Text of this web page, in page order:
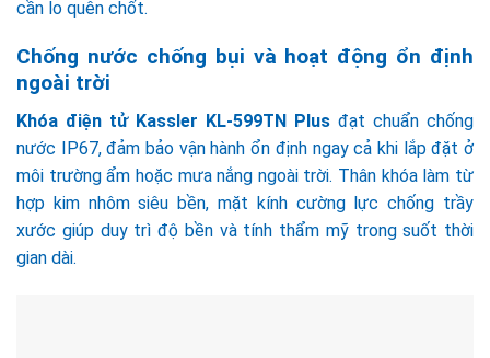
cần lo quên chốt.
Chống nước chống bụi và hoạt động ổn định
ngoài trời
Khóa điện tử Kassler KL-599TN Plus đạt chuẩn chống
nước IP67, đảm bảo vận hành ổn định ngay cả khi lắp đặt ở
môi trường ẩm hoặc mưa nắng ngoài trời. Thân khóa làm từ
hợp kim nhôm siêu bền, mặt kính cường lực chống trầy
xước giúp duy trì độ bền và tính thẩm mỹ trong suốt thời
gian dài.